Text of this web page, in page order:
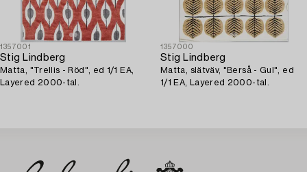
1357001
Stig Lindberg
Matta, "Trellis - Röd", ed 1/1 EA,
Layered 2000-tal.
1357000
Stig Lindberg
Matta, slätväv, "Berså - Gul", ed
1/1 EA, Layered 2000-tal.